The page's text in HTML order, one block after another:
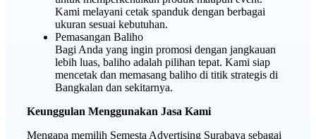
Kami melayani cetak spanduk dengan berbagai
ukuran sesuai kebutuhan.
Pemasangan Baliho
Bagi Anda yang ingin promosi dengan jangkauan
lebih luas, baliho adalah pilihan tepat. Kami siap
mencetak dan memasang baliho di titik strategis di
Bangkalan dan sekitarnya.
Keunggulan Menggunakan Jasa Kami
Mengapa memilih Semesta Advertising Surabaya sebagai